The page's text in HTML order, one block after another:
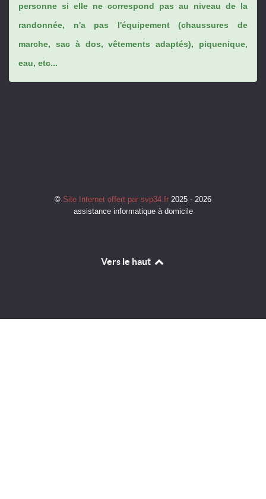
personne si elle ne correspond pas au niveau de la
randonnée, n'a pas l'équipement (chaussures de
marche, sac à dos, vêtements adaptés), piquenique,
eau, etc...
© Site Internet offert par svp34.fr 2025 - 2026
assistance informatique à domicile
Vers le haut